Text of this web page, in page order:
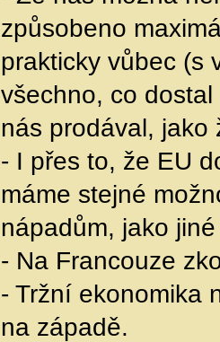
způsobeno
prakticky vůbec (s
všechno, co
nás prodával, jako
- I přes to, že EU
máme stejné
nápadům, jako
- Na Francouze
- Tržní ekonomika
na západě.